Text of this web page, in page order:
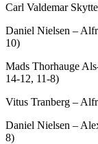
Carl Valdemar
Daniel Nielsen –
10)
Mads Thorhauge
14-12, 11-8)
Vitus Tranberg –
Daniel Nielsen –
8)